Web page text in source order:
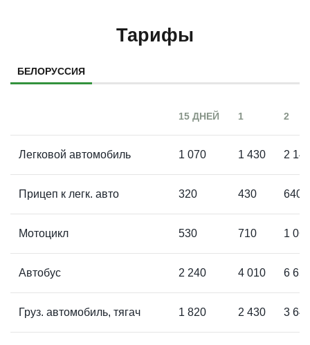
Тарифы
БЕЛОРУССИЯ
15 ДНЕЙ 1 2
Легковой автомобиль 1 070 1 430 2
Прицеп к легк. авто 320 430 640
Мотоцикл 530 710 1
Автобус 2 240 4 010 6
Груз. автомобиль, тягач 1 820 2 430 3